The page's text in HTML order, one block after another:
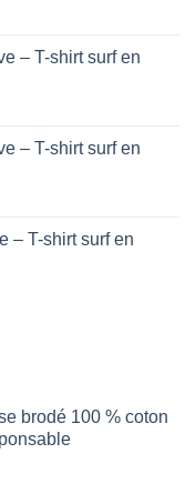
– T-shirt surf en
– T-shirt surf en
– T-shirt surf en
brodé 100 % coton